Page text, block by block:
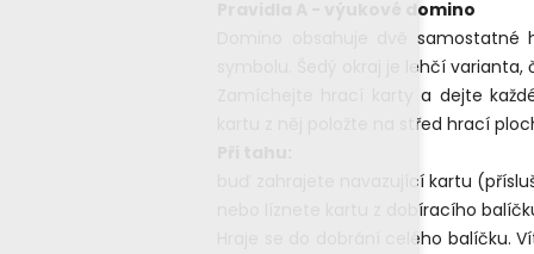
Pravidla A - výukové domino
Domino obsahuje dvě
symbolu. Šedý okraj je lehčí
Zamíchejte hrací karty a dejte
kartu z něj položte na střed hrací
buď zahrajete navazující kartu
nebo líznete kartu z dobíracího
Hraje se do dobrání celého balíčku.